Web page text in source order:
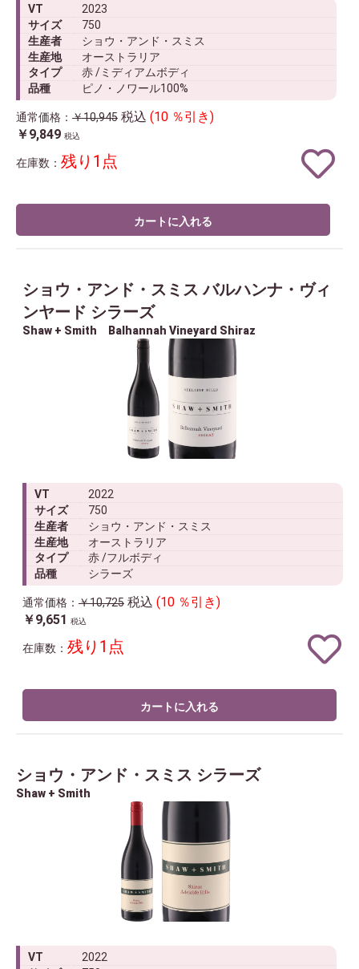
VT
2023
サイズ
750
生産者
ショウ・アンド・スミス
生産地
オーストラリア
タイプ
赤 /ミディアムボディ
品種
ピノ・ノワール100%
通常価格： ￥10,945 税込 (10 ％引き)
￥9,849 税込
在庫数： 残り1点
カートに入れる
ショウ・アンド・スミス バルハンナ・ヴィ
ンヤード シラーズ
Shaw + Smith Balhannah Vineyard Shiraz
VT
2022
サイズ
750
生産者
ショウ・アンド・スミス
生産地
オーストラリア
タイプ
赤 /フルボディ
品種
シラーズ
通常価格： ￥10,725 税込 (10 ％引き)
￥9,651 税込
在庫数： 残り1点
カートに入れる
ショウ・アンド・スミス シラーズ
Shaw + Smith
VT
2022